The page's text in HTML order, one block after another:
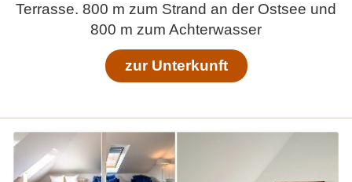
Terrasse. 800 m zum Strand an der Ostsee und
800 m zum Achterwasser
zur Unterkunft